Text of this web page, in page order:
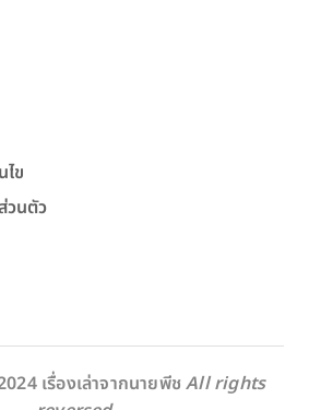
ไข
วนตัว
เรื่องเล่าจากนายพีชAll rights